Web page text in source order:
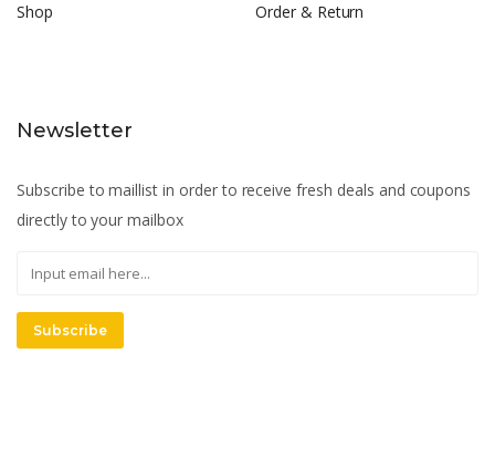
Shop
Order & Return
Newsletter
Subscribe to maillist in order to receive fresh deals and coupons
directly to your mailbox
Subscribe